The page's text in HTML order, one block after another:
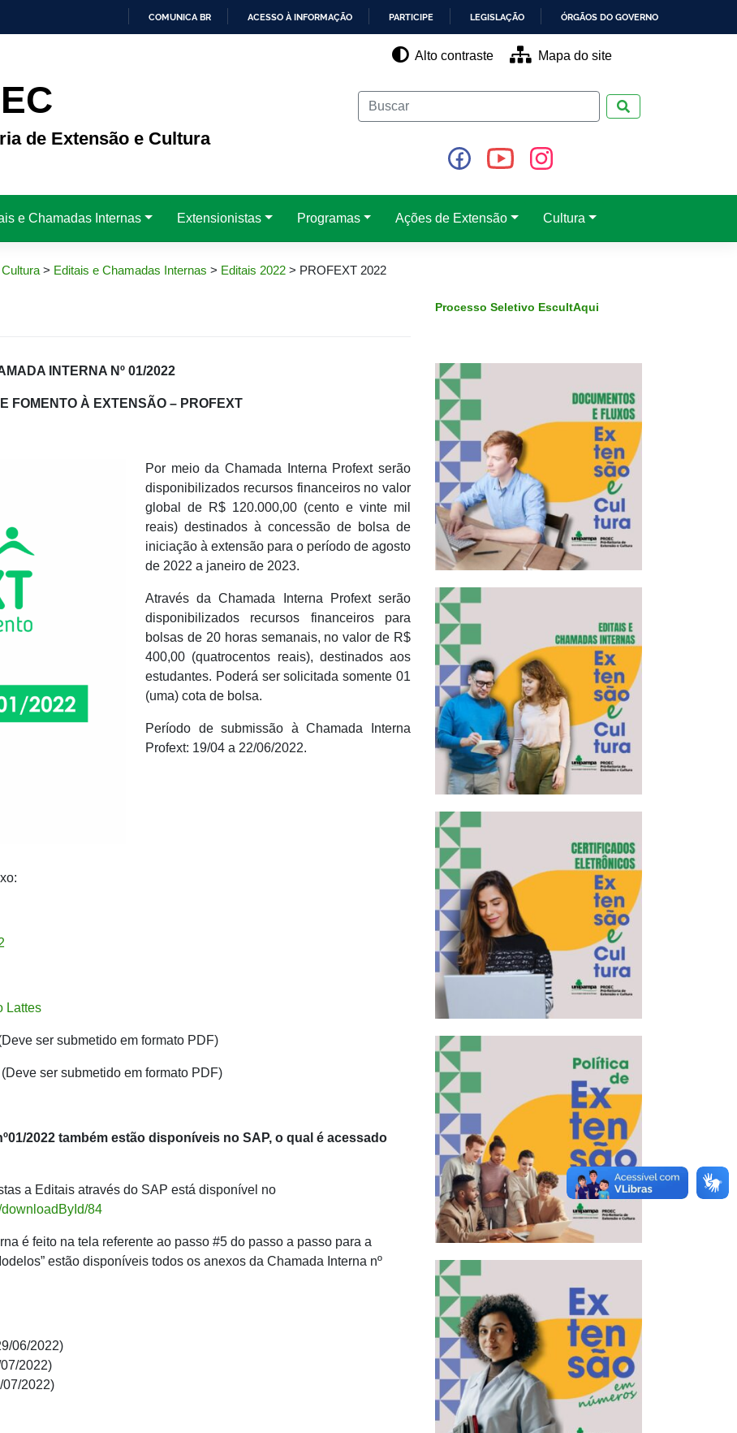
COMUNICA BR ACESSO À INFORMAÇÃO PARTICIPE LEGISLAÇÃO ÓRGÃOS DO GOVERNO
de Extensão e Cultura
Alto contraste Mapa do site
e Chamadas Internas Extensionistas Programas Ações de Extensão Cultura
> Editais e Chamadas Internas > Editais 2022 > PROFEXT 2022
INTERNA Nº 01/2022
FOMENTO À EXTENSÃO – PROFEXT
Por meio da Chamada Interna Profext serão
disponibilizados recursos financeiros no valor
global de R$ 120.000,00 (cento e vinte mil
reais) destinados à concessão de bolsa de
iniciação à extensão para o período de agosto
de 2022 a janeiro de 2023.
Através da Chamada Interna Profext serão
disponibilizados recursos financeiros para
bolsas de 20 horas semanais, no valor de R$
400,00 (quatrocentos reais), destinados aos
estudantes. Poderá ser solicitada somente 01
(uma) cota de bolsa.
Período de submissão à Chamada Interna
Profext: 19/04 a 22/06/2022.
Lattes
ser submetido em formato PDF)
(Deve ser submetido em formato PDF)
2022 também estão disponíveis no SAP, o qual é acessado
a Editais através do SAP está disponível no
84
é feito na tela referente ao passo #5 do passo a passo para a
estão disponíveis todos os anexos da Chamada Interna nº
06/2022)
2022)
07/2022)
Processo Seletivo EscultAqui